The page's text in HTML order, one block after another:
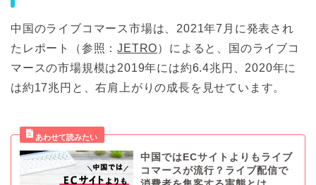
中国のライブコマース市場は、2021年7月に発表され
たレポート（参照：JETRO）によると、国のライブコ
マースの市場規模は2019年には約6.4兆円、2020年に
は約17兆円と、右肩上がりの成長を見せています。
中国ではECサイトよりもライブ
コマースが流行？ライブ配信で